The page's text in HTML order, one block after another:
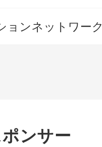
ョンネットワーク
ンサー